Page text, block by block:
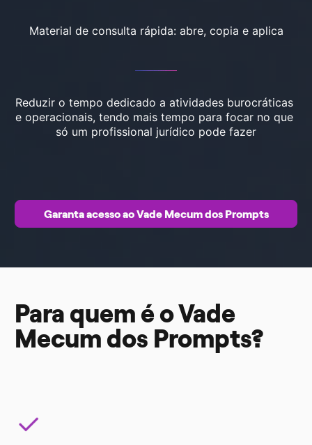
Material de consulta rápida: abre, copia e aplica
Reduzir o tempo dedicado a atividades burocráticas
e operacionais, tendo mais tempo para focar no que
só um profissional jurídico pode fazer
Garanta acesso ao Vade Mecum dos Prompts
Para quem é o Vade
Mecum dos Prompts?